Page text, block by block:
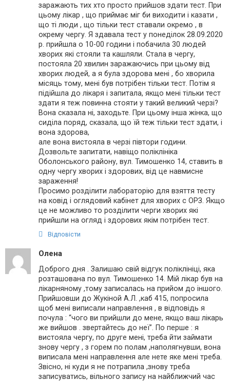
заражають тих хто просто прийшов здати тест. При
цьому лікар , що приймає міг би виходити і казати ,
що ті люди , що тільки тест ставали окремо , в
окрему чергу. Я здавала тест у понеділок 28.09.2020
р. прийшла о 10-00 години і побачила 30 людей
хворих які стояли та кашляли. Стала в чергу,
постояла 20 хвилин заражаючись при цьому від
хворих людей, а я була здорова мені , бо хворила
місяць тому, мені був потрібен тільки тест. Потім я
підійшла до лікаря і запитала, якщо мені тільки тест
здати я теж повинна стояти у такий великий черзі?
Вона сказала ні, заходьте. При цьому інша жінка, що
сиділа поряд, сказала, що їй теж тільки тест здати, і
вона здорова,
але вона вистояла в черзі півтори години.
Дозвольте запитати, навіщо поліклініка
Оболонського району, вул. Тимошенко 14, ставить в
одну чергу хворих і здорових, від це навмисне
зараження!
Просимо розділити лабораторію для взяття тесту
на ковід і оглядовий кабінет для хворих с ОРЗ. Якщо
це не можливо то розділити черги хворих які
прийшли на огляд і здорових якім потрібен тест.
Відповісти
Олена
Доброго дня . Залишаю свій відгук поліклініці, яка
розташована по вул. Тимошенко 14. Мій лікар був на
лікарняному ,тому записалась на прийом до іншого.
Прийшовши до Жукіной А.Л. ,каб 415, попросила
щоб мені виписали направлення , в відповідь я
почула : “чого ви прийшли до мене, якщо ваш лікарь
же вийшов . звертайтесь до неї”. По перше : я
вистояла чергу, по друге мені, треба йти займати
знову чергу , з горем по полам ,наполягнувши, вона
виписала мені направлення але нете яке мені треба.
Звісно, ні куди я не потрапила ,знову треба
записуватись, вільного запису на найближчий час